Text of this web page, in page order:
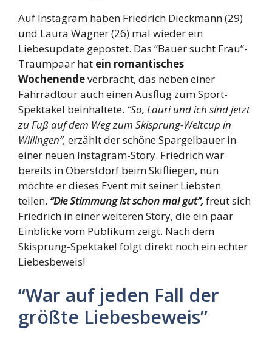
Auf Instagram haben Friedrich Dieckmann (29)
und Laura Wagner (26) mal wieder ein
Liebesupdate gepostet. Das “Bauer sucht Frau”-
Traumpaar hat ein romantisches
Wochenendeverbracht, das neben einer
Fahrradtour auch einen Ausflug zum Sport-
Spektakel beinhaltete. “So, Lauri und ich sind jetzt
zu Fuß auf dem Weg zum Skisprung-Weltcup in
Willingen”, erzählt der schöne Spargelbauer in
einer neuen Instagram-Story. Friedrich war
bereits in Oberstdorf beim Skifliegen, nun
möchte er dieses Event mit seiner Liebsten
teilen. “Die Stimmung ist schon mal gut”,freut sich
Friedrich in einer weiteren Story, die ein paar
Einblicke vom Publikum zeigt. Nach dem
Skisprung-Spektakel folgt direkt noch ein echter
Liebesbeweis!
“War auf jeden Fall der
größte Liebesbeweis”